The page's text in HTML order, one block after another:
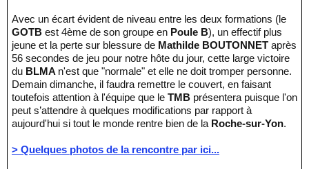
Avec un écart évident de niveau entre les deux formations (le
GOTB est 4ème de son groupe en Poule B), un effectif plus
jeune et la perte sur blessure de Mathilde BOUTONNET après
56 secondes de jeu pour notre hôte du jour, cette large victoire
du BLMA n'est que "normale" et elle ne doit tromper personne.
Demain dimanche, il faudra remettre le couvert, en faisant
toutefois attention à l'équipe que le TMB présentera puisque l'on
peut s’attendre à quelques modifications par rapport à
aujourd'hui si tout le monde rentre bien de la Roche-sur-Yon.
> Quelques photos de la rencontre par ici...